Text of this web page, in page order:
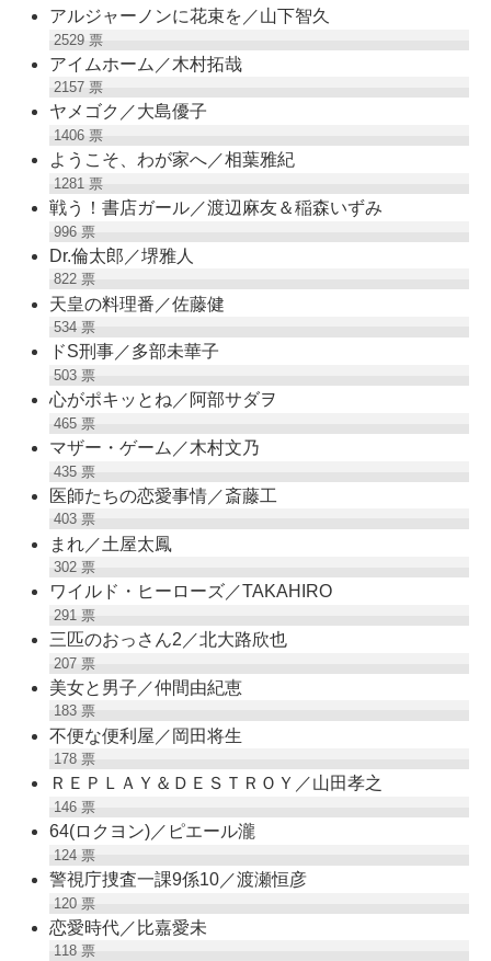
アルジャーノンに花束を／山下智久
2529票
アイムホーム／木村拓哉
2157票
ヤメゴク／大島優子
1406票
ようこそ、わが家へ／相葉雅紀
1281票
戦う！書店ガール／渡辺麻友＆稲森いずみ
996票
Dr.倫太郎／堺雅人
822票
天皇の料理番／佐藤健
534票
ドS刑事／多部未華子
503票
心がポキッとね／阿部サダヲ
465票
マザー・ゲーム／木村文乃
435票
医師たちの恋愛事情／斎藤工
403票
まれ／土屋太鳳
302票
ワイルド・ヒーローズ／TAKAHIRO
291票
三匹のおっさん2／北大路欣也
207票
美女と男子／仲間由紀恵
183票
不便な便利屋／岡田将生
178票
ＲＥＰＬＡＹ＆ＤＥＳＴＲＯＹ／山田孝之
146票
64(ロクヨン)／ピエール瀧
124票
警視庁捜査一課9係10／渡瀬恒彦
120票
恋愛時代／比嘉愛未
118票